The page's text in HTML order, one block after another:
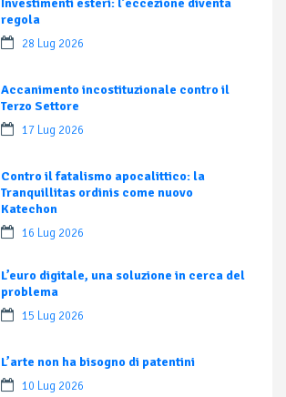
Investimenti esteri: l’eccezione diventa
regola
28 Lug 2026
Accanimento incostituzionale contro il
Terzo Settore
17 Lug 2026
Contro il fatalismo apocalittico: la
Tranquillitas ordinis come nuovo
Katechon
16 Lug 2026
L’euro digitale, una soluzione in cerca del
problema
15 Lug 2026
L’arte non ha bisogno di patentini
10 Lug 2026